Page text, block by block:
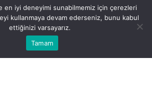
bir sorumluluğu bulunmamaktadır.
Hakları Saklıdır.
Hesabım
en iyi deneyimi sunabilmemiz için çerezleri
kullanmaya devam ederseniz, bunu kabul
ettiğinizi varsayarız.
Tamam